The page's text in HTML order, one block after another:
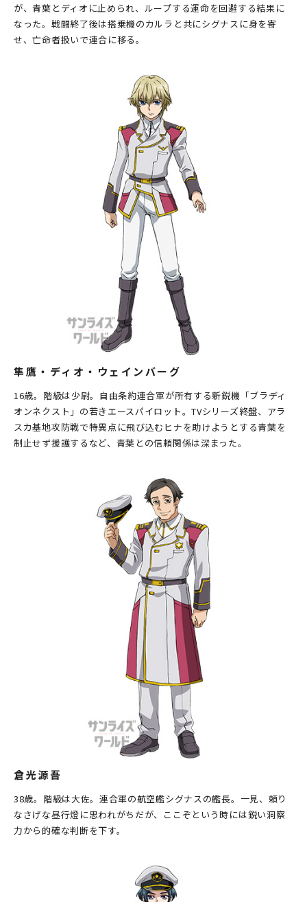
が、青葉とディオに止められ、ループする運命を回避する結果に
なった。戦闘終了後は搭乗機のカルラと共にシグナスに身を寄
せ、亡命者扱いで連合に移る。
隼鷹・ディオ・ウェインバーグ
16歳。階級は少尉。自由条約連合軍が所有する新鋭機「ブラディ
オンネクスト」の若きエースパイロット。TVシリーズ終盤、アラ
スカ基地攻防戦で特異点に飛び込むヒナを助けようとする青葉を
制止せず援護するなど、青葉との信頼関係は深まった。
倉光源吾
38歳。階級は大佐。連合軍の航空艦シグナスの艦長。一見、頼り
なさげな昼行燈に思われがちだが、ここぞという時には鋭い洞察
力から的確な判断を下す。